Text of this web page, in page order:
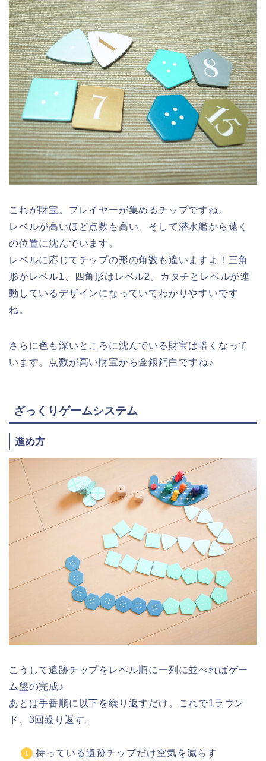
これが財宝。プレイヤーが集めるチップですね。
レベルが高いほど点数も高い、そして潜水艦から遠く
の位置に沈んでいます。
レベルに応じてチップの形の角数も違いますよ！三角
形がレベル1、四角形はレベル2。カタチとレベルが連
動しているデザインになっていてわかりやすいです
ね。
さらに色も深いところに沈んでいる財宝は暗くなって
います。点数が高い財宝から金銀銅白ですね♪
ざっくりゲームシステム
進め方
こうして遺跡チップをレベル順に一列に並べればゲー
ム盤の完成♪
あとは手番順に以下を繰り返すだけ。これで1ラウン
ド、3回繰り返す。
持っている遺跡チップだけ空気を減らす